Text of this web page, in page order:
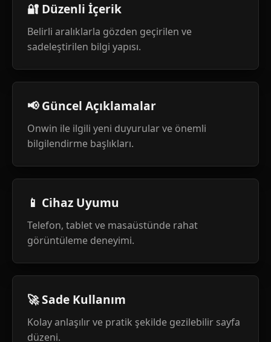
🔐 Düzenli İçerik
Belirli aralıklarla gözden geçirilen ve
sadeleştirilen bilgi yapısı.
📢 Güncel Açıklamalar
Onwin ile ilgili yeni duyurular ve önemli
bilgilendirme başlıkları.
📱 Cihaz Uyumu
Telefon, tablet ve masaüstünde rahat
görüntüleme deneyimi.
🚀 Sade Kullanım
Kolay anlaşılır ve pratik şekilde gezilebilir sayfa
düzeni.